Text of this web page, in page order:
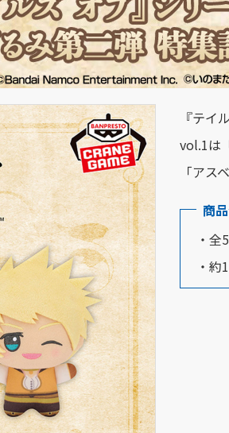
『テイ
vol.1は
「アス
商
・全
・約